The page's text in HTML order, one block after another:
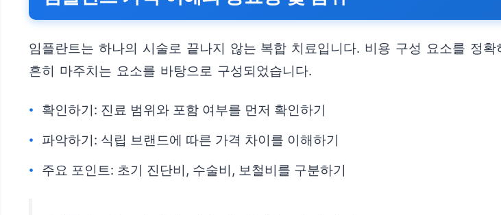
임플란트는 하나의 시술로 끝나지 않는 복합 치료입니다. 비용 구성 요소를 정
흔히 마주치는 요소를 바탕으로 구성되었습니다.
확인하기: 진료 범위와 포함 여부를 먼저 확인하기
파악하기: 식립 브랜드에 따른 가격 차이를 이해하기
주요 포인트: 초기 진단비, 수술비, 보철비를 구분하기